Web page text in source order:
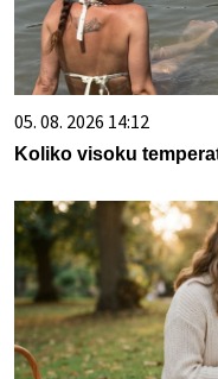
05. 08. 2026 14:12
Koliko visoku